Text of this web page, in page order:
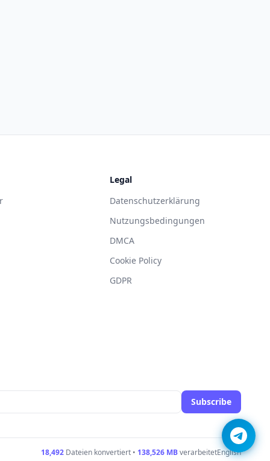
Legal
Datenschutzerklärung
Nutzungsbedingungen
DMCA
Cookie Policy
GDPR
Subscribe
18,492 Dateien konvertiert • 138,526 MBverarbeitetEnglish